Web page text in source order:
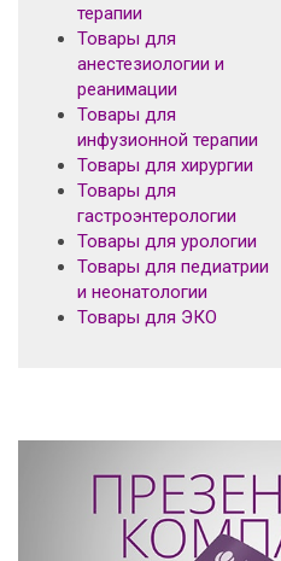
терапии
Товары для
анестезиологии и
реанимации
Товары для
инфузионной терапии
Товары для хирургии
Товары для
гастроэнтерологии
Товары для урологии
Товары для педиатрии
и неонатологии
Товары для ЭКО